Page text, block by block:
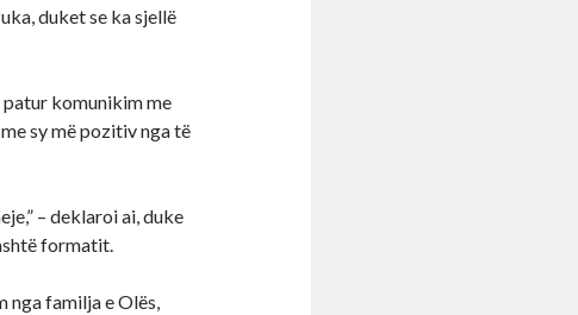
duket se ka sjellë
patur komunikim me
sy më pozitiv nga të
– deklaroi ai, duke
formatit.
nga familja e Olës,